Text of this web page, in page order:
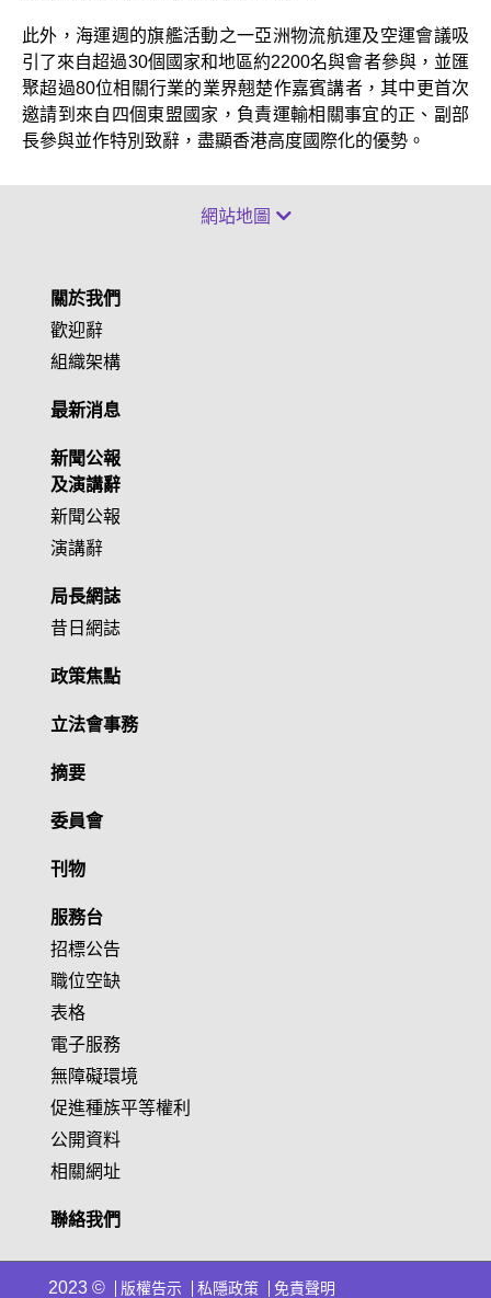
此外，海運週的旗艦活動之一亞洲物流航運及空運會議吸
引了來自超過30個國家和地區約2200名與會者參與，並匯
聚超過80位相關行業的業界翹楚作嘉賓講者，其中更首次
邀請到來自四個東盟國家，負責運輸相關事宜的正、副部
長參與並作特別致辭，盡顯香港高度國際化的優勢。
網站地圖
關於我們
歡迎辭
組織架構
最新消息
新聞公報
及演講辭
新聞公報
演講辭
局長網誌
昔日網誌
政策焦點
立法會事務
摘要
委員會
刊物
服務台
招標公告
職位空缺
表格
電子服務
無障礙環境
促進種族平等權利
公開資料
相關網址
聯絡我們
2023 © 版權告示 私隱政策 免責聲明